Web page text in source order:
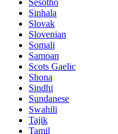
Sesotho
Sinhala
Slovak
Slovenian
Somali
Samoan
Scots Gaelic
Shona
Sindhi
Sundanese
Swahili
Tajik
Tamil